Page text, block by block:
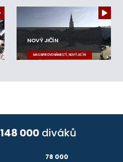
NOVÝ JIČÍN
MASARYKOVO NÁMĚSTÍ, NOVÝ JIČÍN
148 000 diváků
78 000